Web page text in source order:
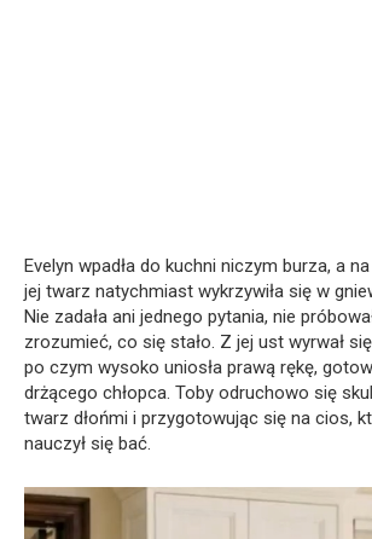
Evelyn wpadła do kuchni niczym burza, a
jej twarz natychmiast wykrzywiła się w
Nie zadała ani jednego pytania, nie
zrozumieć, co się stało. Z jej ust wyrwał
po czym wysoko uniosła prawą rękę,
drżącego chłopca. Toby odruchowo się
twarz dłońmi i przygotowując się na cios,
nauczył się bać.